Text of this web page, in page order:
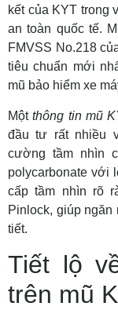
kết của KYT trong
an toàn quốc tế.
FMVSS No.218
tiêu chuẩn mới
mũ bảo hiểm xe
Mộtthông tin mũ
đầu tư rất nhiều
cường tầm nhìn
polycarbonate với
cấp tầm nhìn rõ
Pinlock, giúp
tiết.
Tiết lộ
trên mũ